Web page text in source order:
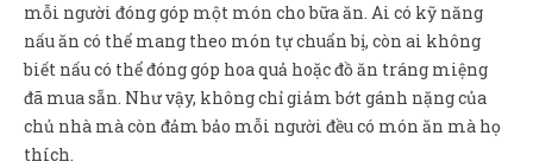
mỗi người đóng góp một món cho bữa ăn. Ai có kỹ năng
nấu ăn có thể mang theo món tự chuẩn bị, còn ai không
biết nấu có thể đóng góp hoa quả hoặc đồ ăn tráng miệng
đã mua sẵn. Như vậy, không chỉ giảm bớt gánh nặng của
chủ nhà mà còn đảm bảo mỗi người đều có món ăn mà họ
thích.